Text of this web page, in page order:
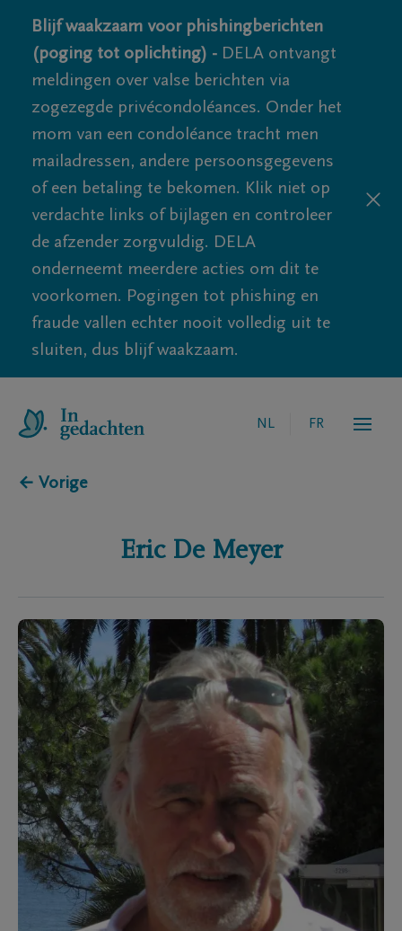
Blijf waakzaam voor phishingberichten
(poging tot oplichting) - DELA ontvangt
meldingen over valse berichten via
zogezegde privécondoléances. Onder het
mom van een condoléance tracht men
mailadressen, andere persoonsgegevens
of een betaling te bekomen. Klik niet op
verdachte links of bijlagen en controleer
de afzender zorgvuldig. DELA
onderneemt meerdere acties om dit te
voorkomen. Pogingen tot phishing en
fraude vallen echter nooit volledig uit te
sluiten, dus blijf waakzaam.
NL FR
← Vorige
Eric De Meyer